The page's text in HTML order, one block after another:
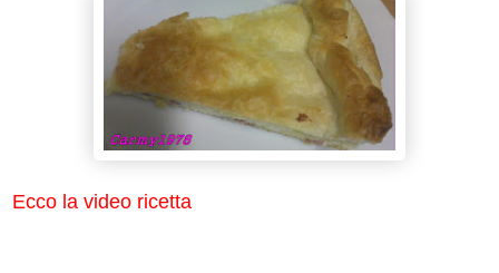
Ecco la video ricetta